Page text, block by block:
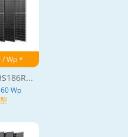
/ Wp *
Wp